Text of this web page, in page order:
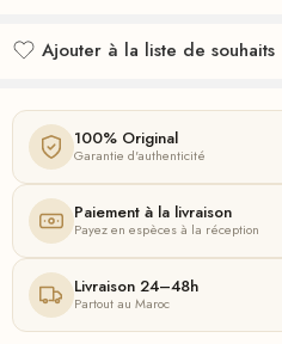
Ajouter à la liste de souhaits
100% Original
Garantie d'authenticité
Paiement à la livraison
Payez en espèces à la réception
Livraison 24–48h
Partout au Maroc